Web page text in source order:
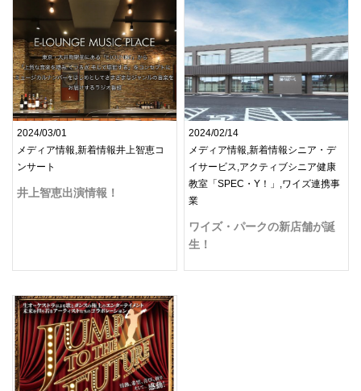
2024/03/01
メディア情報,新着情報井上智恵コ
ンサート
井上智恵出演情報！
2024/02/14
メディア情報,新着情報シニア・デ
イサービス,アクティブシニア健康
教室「SPEC・Y！」,ワイズ連携事
業
ワイズ・パークの新店舗が誕
生！